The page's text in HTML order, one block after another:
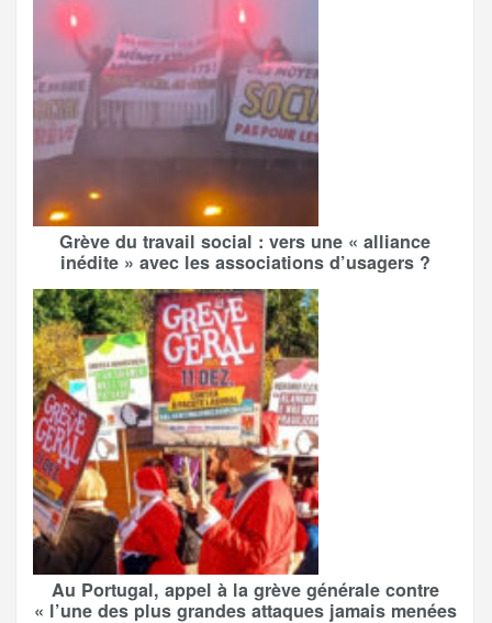
Grève du travail social : vers une « alliance
inédite » avec les associations d’usagers ?
Au Portugal, appel à la grève générale contre
« l’une des plus grandes attaques jamais menées